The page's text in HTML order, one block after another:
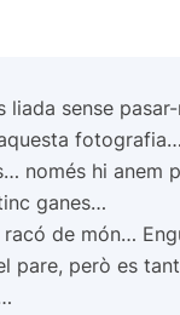
liada sense
només hi anem
ganes…
de món…
pare, però es